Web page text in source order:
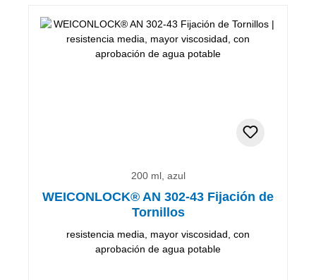
200 ml, azul
WEICONLOCK® AN 302-43 Fijación de
Tornillos
resistencia media, mayor viscosidad, con
aprobación de agua potable